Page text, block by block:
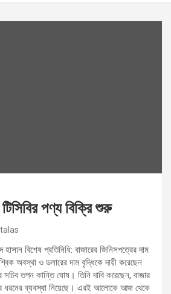
পণ্য বিক্রি শুরু
talas
হাসান বিশেষ প্রতিনিধি: বাজারের জিনিসপত্রের দাম
অবস্থা ও ডলারের দাম বৃদ্ধিকে দায়ী করেছেন
সচিব তপন কান্তি ঘোষ। তিনি দাবি করেছেন, বাজার
ধরনের ব্যবস্থা নিয়েছে। এরই আলোকে আজ থেকে